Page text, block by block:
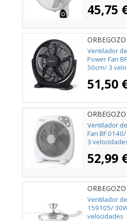
45,75
Ventilador
Power Fan
50cm/ 3
51,50
Ventilador
Fan BF
3
52,99
Ventilador
159105/
velocidades